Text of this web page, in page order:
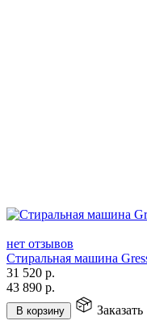
нет отзывов
Стиральная машина
31 520 р.
43 890 р.
В корзину Заказать